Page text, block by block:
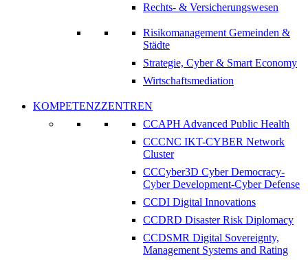
Rechts- & Versicherungswesen
Risikomanagement Gemeinden &
Städte
Strategie, Cyber & Smart Economy
Wirtschaftsmediation
KOMPETENZZENTREN
CCAPH Advanced Public Health
CCCNC IKT-CYBER Network
Cluster
CCCyber3D Cyber Democracy-
Cyber Development-Cyber Defense
CCDI Digital Innovations
CCDRD Disaster Risk Diplomacy
CCDSMR Digital Sovereignty,
Management Systems and Rating